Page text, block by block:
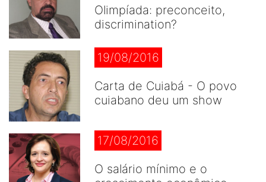
Olimpíada: preconceito,
discrimination?
19/08/2016
Carta de Cuiabá - O povo
cuiabano deu um show
17/08/2016
O salário mínimo e o